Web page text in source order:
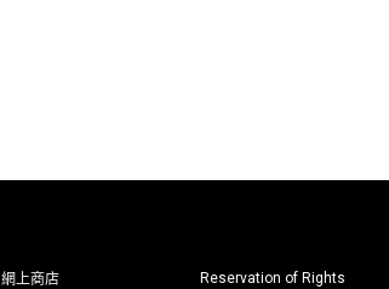
網上商店 Reservation of Rights